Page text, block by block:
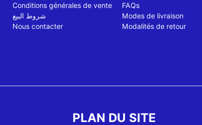
Conditions générales de vente
شروط البيع
Nous contacter
FAQs
Modes de livraison
Modalités de retour
PLAN DU SITE